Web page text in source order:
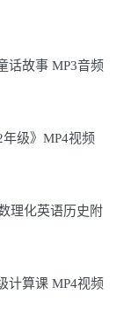
话故事 MP3音频
年级》MP4视频
理化英语历史附
计算课 MP4视频